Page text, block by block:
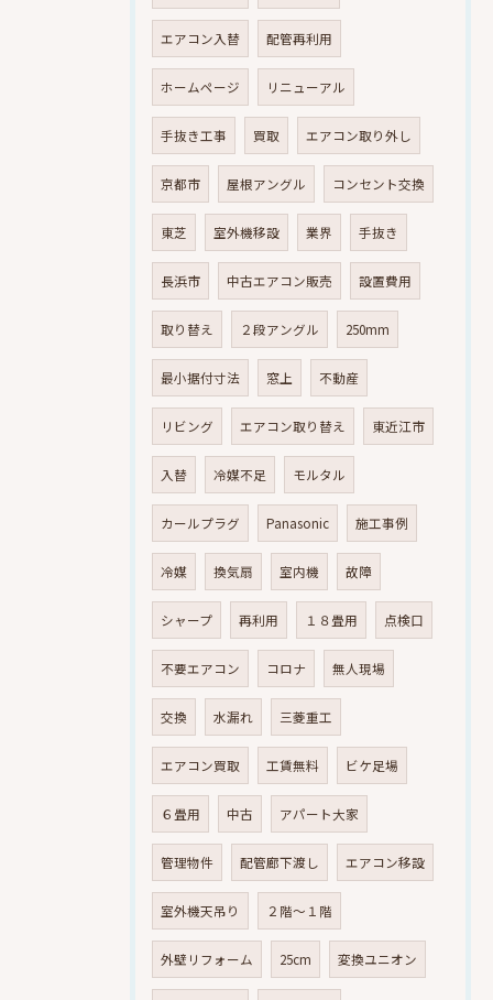
エアコン入替 配管再利用
ホームページ リニューアル
手抜き工事 買取 エアコン取り外し
京都市 屋根アングル コンセント交換
東芝 室外機移設 業界 手抜き
長浜市 中古エアコン販売 設置費用
取り替え ２段アングル 250mm
最小据付寸法 窓上 不動産
リビング エアコン取り替え 東近江市
入替 冷媒不足 モルタル
カールプラグ Panasonic 施工事例
冷媒 換気扇 室内機 故障
シャープ 再利用 １８畳用 点検口
不要エアコン コロナ 無人現場
交換 水漏れ 三菱重工
エアコン買取 工賃無料 ビケ足場
６畳用 中古 アパート大家
管理物件 配管廊下渡し エアコン移設
室外機天吊り ２階～１階
外壁リフォーム 25cm 変換ユニオン